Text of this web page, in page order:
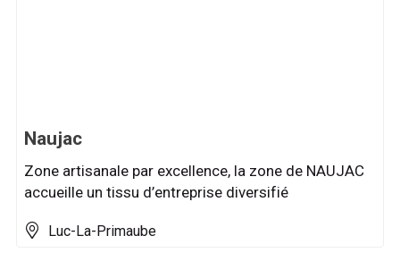
Naujac
Zone artisanale par excellence, la zone de NAUJAC
accueille un tissu d’entreprise diversifié
Luc-La-Primaube